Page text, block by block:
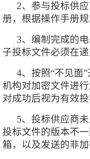
2、参与投标供
册，根据操作手册
3、编制完成的
子投标文件必须在
4、按照“不见面
机构对加密文件进
对成功后视为有效投
5、投标供应商
投标文件的版本不
箱，以及发送的非